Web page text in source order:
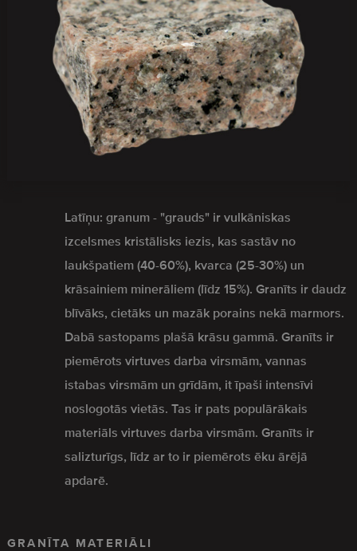
Latīņu: granum - "grauds" ir vulkāniskas
izcelsmes kristālisks iezis, kas sastāv no
laukšpatiem (40-60%), kvarca (25-30%) un
krāsainiem minerāliem (līdz 15%). Granīts ir daudz
blīvāks, cietāks un mazāk porains nekā marmors.
Dabā sastopams plašā krāsu gammā. Granīts ir
piemērots virtuves darba virsmām, vannas
istabas virsmām un grīdām, it īpaši intensīvi
noslogotās vietās. Tas ir pats populārākais
materiāls virtuves darba virsmām. Granīts ir
salizturīgs, līdz ar to ir piemērots ēku ārējā
apdarē.
GRANĪTA MATERIĀLI